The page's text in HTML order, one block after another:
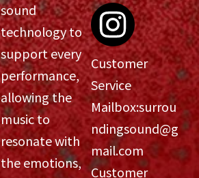
sound
technology to
support every
performance,
allowing the
music to
resonate with
the emotions,
Customer
Service
Mailbox:surrou
ndingsound@g
mail.com
Customer